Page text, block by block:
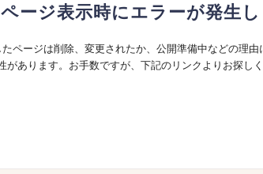
ージ表示時にエラーが発生し
ページは削除、変更されたか、公開準備中などの理由
があります。お手数ですが、下記のリンクよりお探しく